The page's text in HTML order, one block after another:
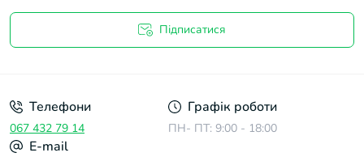
Підписатися
Телефони
067 432 79 14
Графік роботи
ПН- ПТ: 9:00 - 18:00
E-mail